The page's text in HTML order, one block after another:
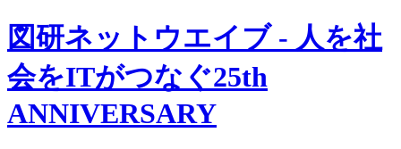
図研ネットウエイブ - 人を社
会をITがつなぐ25th
ANNIVERSARY